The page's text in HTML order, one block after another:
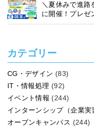
＼夏休みで進路
に開催！プレゼ
う！
カテゴリー
CG・デザイン (83)
IT・情報処理 (92)
イベント情報 (244)
インターンシップ（企業実
オープンキャンパス (244)